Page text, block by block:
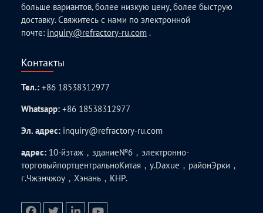
больше вариантов, более низкую цену, более быструю
доставку. Свяжитесь с нами по электронной
почте: inquiry@refractory-ru.com .
Контакты
Тел.:+86 18538312977
Whatsapp:+86 18538312977
Эл. адрес: inquiry@refractory-ru.com
адрес: 10-йэтаж，здание№6，электронно-
торговыйпортцентральноКитая，у.Daxue，районЭрки，
г.Чжэнчжоу，Хэнань，КНР.